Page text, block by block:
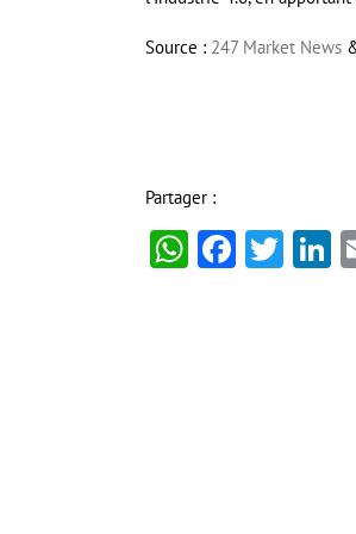
Source : 247 Market News
Partager :
WhatsApp